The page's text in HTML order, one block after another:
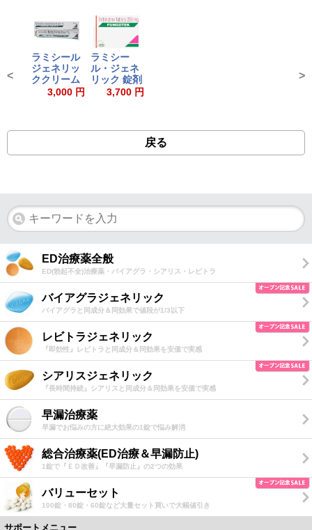
ラミシール
ジェネリッ
ククリーム
3,000 円
ラミシー
ル・ジェネ
リック 錠剤
3,700 円
< >
戻る
ED治療薬全般
ED(勃起不全)治療薬・バイアグラ・シアリス・レビトラ
バイアグラジェネリック
バイアグラと同成分＆同効果で値段が1/3以下
レビトラジェネリック
『即効性』レビトラと同成分＆同効果を安価で実感
シアリスジェネリック
『長時間持続』シアリスと同成分＆同効果を安価で実感
早漏治療薬
早漏でお悩みの方に絶大効果の1錠で悩み解消
総合治療薬(ED治療＆早漏防止)
1錠で『ＥＤ改善』『早漏防止』の2つの効果
バリューセット
100錠・80錠・60錠など大量セット買いで大幅値引き
サポートメニュー